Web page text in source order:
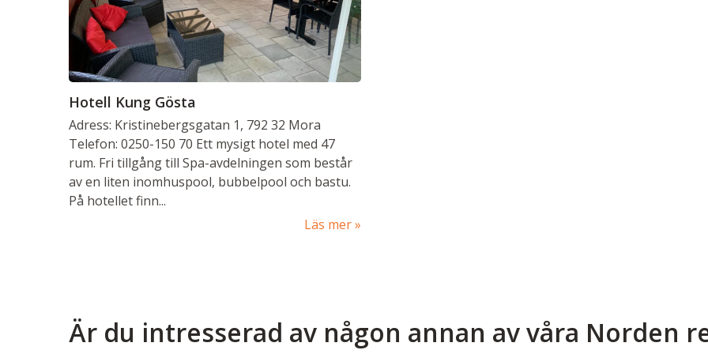
Hotell Kung Gösta
Adress: Kristinebergsgatan 1, 792 32 Mora
Telefon: 0250-150 70 Ett mysigt hotel med 47
rum. Fri tillgång till Spa-avdelningen som består
av en liten inomhuspool, bubbelpool och bastu.
På hotellet finn...
Läs mer
Är du intresserad av någon annan av våra Norden